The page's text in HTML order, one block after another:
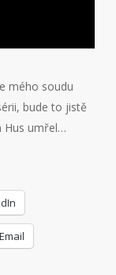
mého soudu
bude to jistě
Hus umřel…
Email